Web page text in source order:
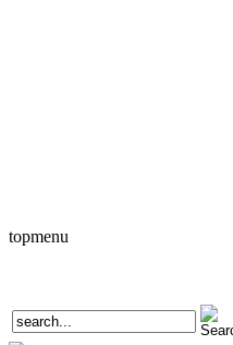
topmenu